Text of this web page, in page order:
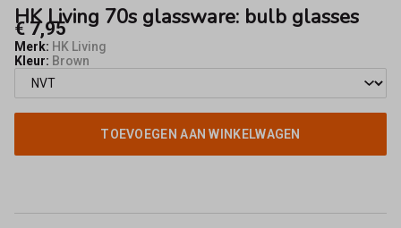
HK Living 70s glassware: bulb glasses
€ 7,95
Merk: HK Living
Kleur: Brown
TOEVOEGEN AAN WINKELWAGEN